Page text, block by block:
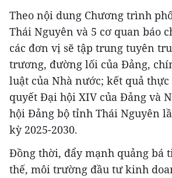
Theo nội dung Chương trình
Thái Nguyên và 5 cơ quan báo
các đơn vị sẽ tập trung tuyên
trương, đường lối của Đảng,
luật của Nhà nước; kết quả
quyết Đại hội XIV của Đảng và
hội Đảng bộ tỉnh Thái Nguyên
kỳ 2025-2030.
Đồng thời, đẩy mạnh quảng bá
thế, môi trường đầu tư kinh